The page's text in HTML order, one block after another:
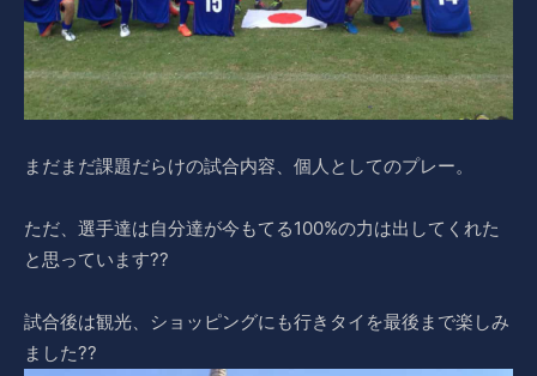
まだまだ課題だらけの試合内容、個人としてのプレー。
ただ、選手達は自分達が今もてる100%の力は出してくれた
と思っています??
試合後は観光、ショッピングにも行きタイを最後まで楽しみ
ました??